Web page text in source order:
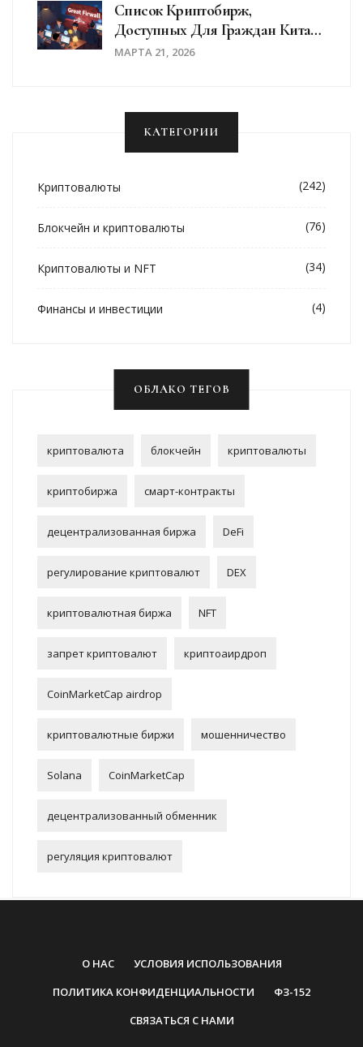
Список Криптобирж,
Доступных Для Граждан Китая
В 2025 Году
МАРТА 21, 2026
КАТЕГОРИИ
Криптовалюты (242)
Блокчейн и криптовалюты (76)
Криптовалюты и NFT (34)
Финансы и инвестиции (4)
ОБЛАКО ТЕГОВ
криптовалюта блокчейн криптовалюты
криптобиржа смарт-контракты
децентрализованная биржа DeFi
регулирование криптовалют DEX
криптовалютная биржа NFT
запрет криптовалют криптоаирдроп
CoinMarketCap airdrop
криптовалютные биржи мошенничество
Solana CoinMarketCap
децентрализованный обменник
регуляция криптовалют
О НАС
УСЛОВИЯ ИСПОЛЬЗОВАНИЯ
ПОЛИТИКА КОНФИДЕНЦИАЛЬНОСТИ
ФЗ-152
СВЯЗАТЬСЯ С НАМИ